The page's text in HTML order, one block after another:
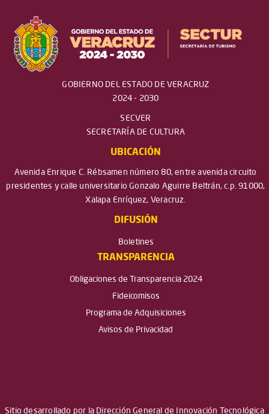
GOBIERNO DEL ESTADO DE VERACRUZ
2024 - 2030
SECVER
SECRETARÍA DE CULTURA
UBICACIÓN
Avenida Enrique C. Rébsamen número 80, entre avenida circuito
presidentes y calle universitario Gonzalo Aguirre Beltrán, c.p. 91000,
Xalapa Enríquez, Veracruz.
DIFUSIÓN
Boletines
TRANSPARENCIA
Obligaciones de Transparencia 2024
Fideicomisos
Programa de Adquisiciones
Avisos de Privacidad
Sitio desarrollado por la Dirección General de Innovación Tecnológica